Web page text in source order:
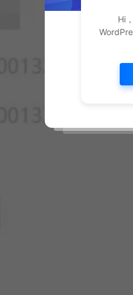
Hi